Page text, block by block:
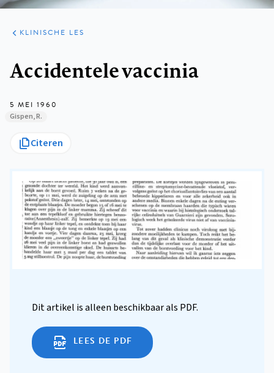
ARTIKELEN
PRAKTIJK
KLINISCHE LES
Accidentele vaccinia
5 MEI 1960
Gispen, R.
Citeren
Dit artikel is alleen beschikbaar als PDF.
LEES DE PDF